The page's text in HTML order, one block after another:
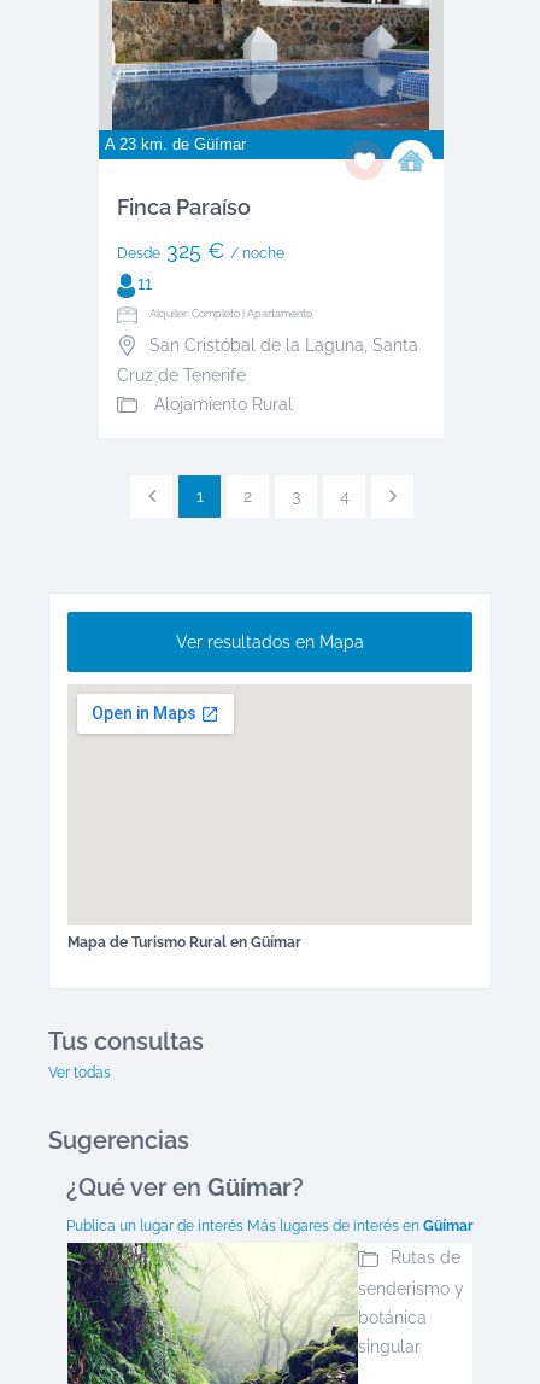
A 23 km. de Güímar
Finca Paraíso
Desde325 € / noche
11
Alquiler: Completo | Apartamento
San Cristóbal de la Laguna Santa
Cruz de Tenerife
Alojamiento Rural
1 2 3 4
Ver resultados en Mapa
Mapa de Turismo Rural en Güímar
Tus consultas
Ver todas
Sugerencias
¿Qué ver en Güímar?
Publica un lugar de interés Más lugares de interés en Güímar
Rutas de
senderismo y
botánica
singular